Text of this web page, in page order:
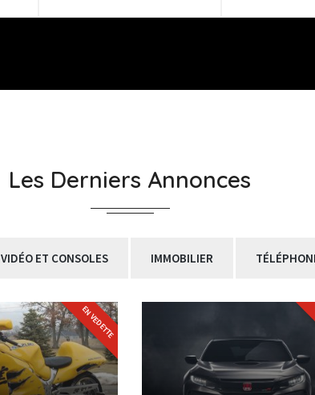
Les Derniers Annonces
ET CONSOLES IMMOBILIER
EN VEDETTE